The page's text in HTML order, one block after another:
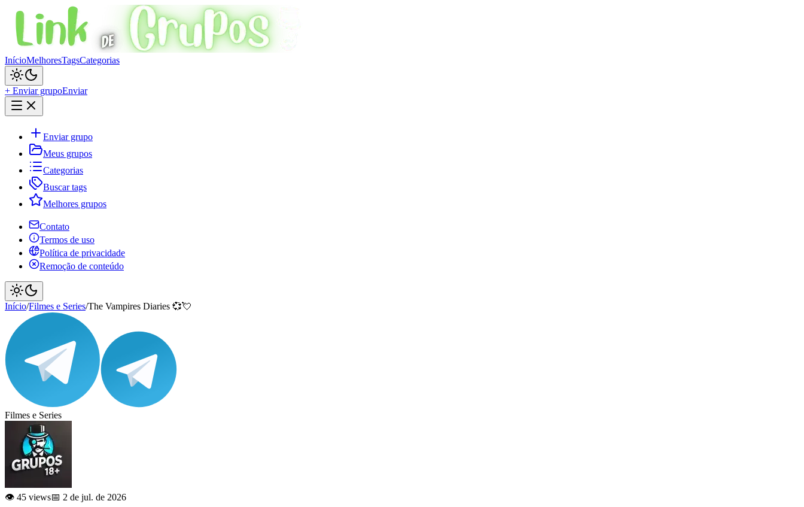
InícioMelhoresTagsCategorias
+ Enviar grupoEnviar
Enviar grupo
Meus grupos
Categorias
Buscar tags
Melhores grupos
Contato
Termos de uso
Política de privacidade
Remoção de conteúdo
Início/Filmes e Series/The Vampires Diaries 💞💘
Filmes e Series
👁️ 45 views📅 2 de jul. de 2026